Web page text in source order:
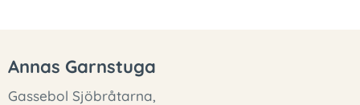
Annas Garnstuga
Gassebol Sjöbråtarna,